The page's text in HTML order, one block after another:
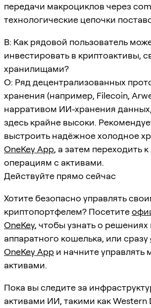
передачи макроциклов через
технологические цепочки
В: Как рядовой пользователь
инвестировать в криптоактивы,
хранилищами?
О: Ряд децентрализованных
хранения (например, Filecoin,
нарративом ИИ-хранения
здесь крайне высоки.
выстроить надёжное холодное
OneKey App, а затем переходить
операциям с активами.
Действуйте прямо сейчас
Хотите безопасно управлять
криптопортфелем? Посетите
OneKey, чтобы узнать о решениях
аппаратного кошелька, или сразу
OneKey App и начните управлять
активами.
Пока вы следите за
активами ИИ, такими как Western